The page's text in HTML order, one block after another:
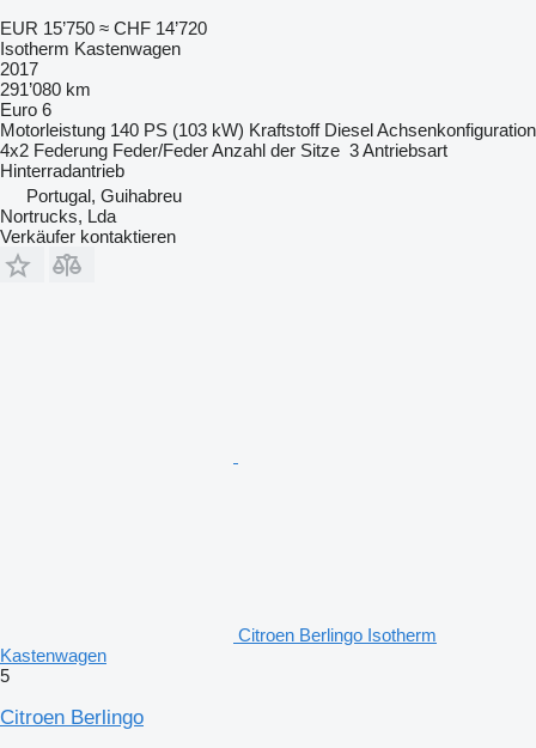
EUR 15’750 ≈ CHF 14’720
Isotherm Kastenwagen
2017
291’080 km
Euro 6
Motorleistung 140 PS (103 kW) Kraftstoff DieselAchsenkonfiguration
4x2 Federung Feder/FederAnzahl der Sitze 3Antriebsart
Hinterradantrieb
Portugal, Guihabreu
Nortrucks, Lda
Verkäufer kontaktieren
Citroen Berlingo Isotherm
Kastenwagen
5
Citroen Berlingo